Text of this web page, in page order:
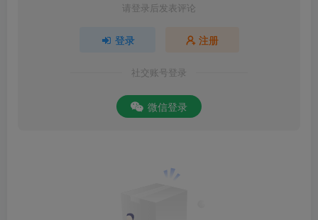
请登录后发表评论
登录 注册
社交账号登录
微信登录